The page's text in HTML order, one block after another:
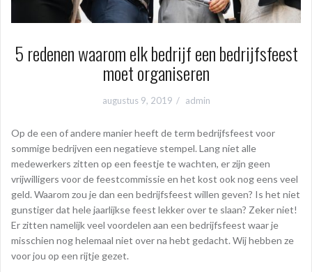
5 redenen waarom elk bedrijf een bedrijfsfeest
moet organiseren
augustus 9, 2019 admin
Op de een of andere manier heeft de term bedrijfsfeest voor
sommige bedrijven een negatieve stempel. Lang niet alle
medewerkers zitten op een feestje te wachten, er zijn geen
vrijwilligers voor de feestcommissie en het kost ook nog eens veel
geld. Waarom zou je dan een bedrijfsfeest willen geven? Is het niet
gunstiger dat hele jaarlijkse feest lekker over te slaan? Zeker niet!
Er zitten namelijk veel voordelen aan een bedrijfsfeest waar je
misschien nog helemaal niet over na hebt gedacht. Wij hebben ze
voor jou op een rijtje gezet.